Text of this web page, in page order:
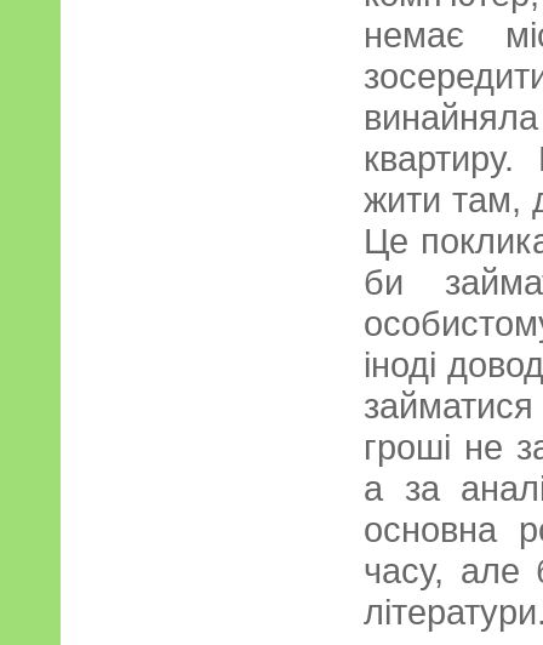
немає
жити там,
Це
би
іноді
гроші не
а за
основна
часу, але